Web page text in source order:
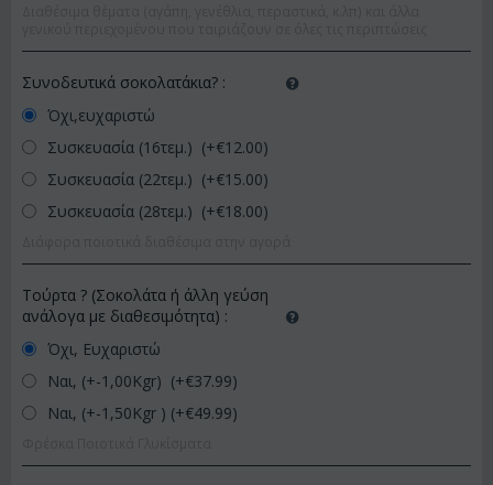
Συνοδευτικά σοκολατάκια? :
Όχι,ευχαριστώ
Συσκευασία (16τεμ.) (+€12.00)
Συσκευασία (22τεμ.) (+€15.00)
Συσκευασία (28τεμ.) (+€18.00)
Τούρτα ? (Σοκολάτα ή άλλη γεύση
ανάλογα με διαθεσιμότητα) :
Όχι, Ευχαριστώ
Ναι, (+-1,00Kgr) (+€37.99)
Ναι, (+-1,50Kgr ) (+€49.99)